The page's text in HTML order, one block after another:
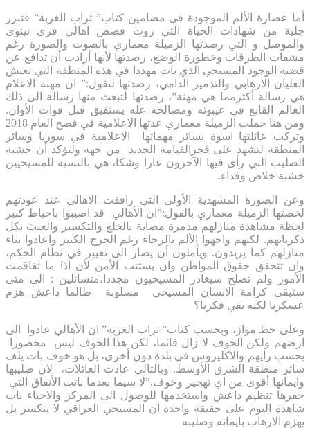
أما عصارة الألم الموجودة في مضامين كتاب” تراب الغربة” فتبرز
جلية من شهادات الحياة التي روت قصص اهالي قرى نينوى
والموصل و التي رصدتها الزميلة معماري بالصوت والصورة رغم
مشقات الطرقات وخطورة الوضع، رصدتها لأنها أرادت أن تدافع عن
قضية الوجود المسيحي الذي بات مهددا في هذه المنطقة التي تعيش
الغليان الارهابي والتدمير الدامي، رصدتها لتقول:” ان مهنة الاعلام
هي رسالة أكثرمما هي مهنة”، رصدتها لتبعث منها رسالة الى ذلك
العالم القابع في غيبوته ومصالحه عله يستفيق قبل فوات الأوان.
ومن هنا حملت الزميلة معماري عدتها الاعلامية في فصح العام 2018
وتركت عائلتها اسوة بسائر مهماتها الاعلامية في سوريا وسائر
المنطقة لتشهد على فجرالقيامة الجديد من جهة ولتؤكد أن خشبة
الصليب التي رأى فيها الآخرون عارا وشكا، هي بالنسبة للمسيحيين
خشبة خلاص وفداء.
وعن الصورة المشهدية الأولى التي رافقت الاهالي عند عودتهم
لخصتها الزميلة معماري بالقول:”ان الأهالي قد اصيبوا باحباط كبير
لحظة مشاهدة منازلهم مدمرة مصابة بالخلع والتكسير والعبث بكل
ذكرياتهم. لكنهم واجهوا الألم بالرجاء رغم الجرح الكبير واعادوا بناء
منازلهم كما يريدون. ويأملون أن يصار الى تغيير في نظام الحكم،
وان تتحقق حقوق المواطن وان يستتب الأمن لأن اذا ما تفاقمت
الأمور ولم تصلح سيغادر المسيحيون مجددا،متسائلين : الى متى
ستبقى كرامة الانسان المسيحي مسلوبة طالما داعش هزم
عسكريا لكنه بقي فكريا؟
وعلى خط مواز، وبحسب كتاب” تراب الغربة” ان الأهالي عادوا الى
ارضهم ولكن الخوف لا زال قائما، لكن هذا الخوف ليس محصورا
بحسب رأيهم والاكليروس في بلدة دون أخرى، بل هو خوف بات يلف
سائر منطقة الشرق الأوسط. وبالتالي عادت العائلات، لان صليبها
وايمانها أقوى من اي تهجير وخوف.”لا سيما بعدما باتت الأنفاق التي
حفرها تنظيم داعش واستخدمها للوصول الى المركز والاحياء بات
شاهدة اليوم على حقيقة واحدة ان المسيحي العراقي لا ينكسر بل
يهزم الارهاب بايمانه وصليبه